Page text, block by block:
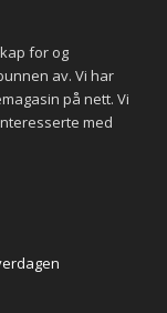
for og
av. Vi har
på nett. Vi
med